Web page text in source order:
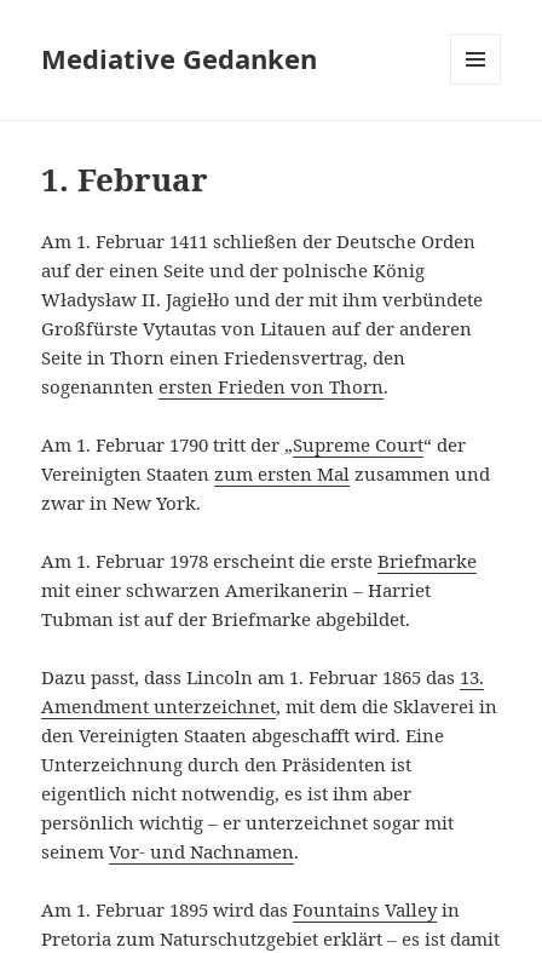
Mediative Gedanken
1. Februar
Am 1. Februar 1411 schließen der Deutsche Orden
auf der einen Seite und der polnische König
Władysław II. Jagiełło und der mit ihm verbündete
Großfürste Vytautas von Litauen auf der anderen
Seite in Thorn einen Friedensvertrag, den
sogenannten ersten Frieden von Thorn.
Am 1. Februar 1790 tritt der „Supreme Court“ der
Vereinigten Staatenzum ersten Mal zusammen und
zwar in New York.
Am 1. Februar 1978 erscheint die ersteBriefmarke
mit einer schwarzen Amerikanerin – Harriet
Tubman ist auf der Briefmarke abgebildet.
Dazu passt, dass Lincoln am 1. Februar 1865 das 13.
Amendment unterzeichnet, mit dem die Sklaverei in
den Vereinigten Staaten abgeschafft wird. Eine
Unterzeichnung durch den Präsidenten ist
eigentlich nicht notwendig, es ist ihm aber
persönlich wichtig – er unterzeichnet sogar mit
seinemVor- und Nachnamen.
Am 1. Februar 1895 wird dasFountains Valleyin
Pretoria zum Naturschutzgebiet erklärt – es ist damit